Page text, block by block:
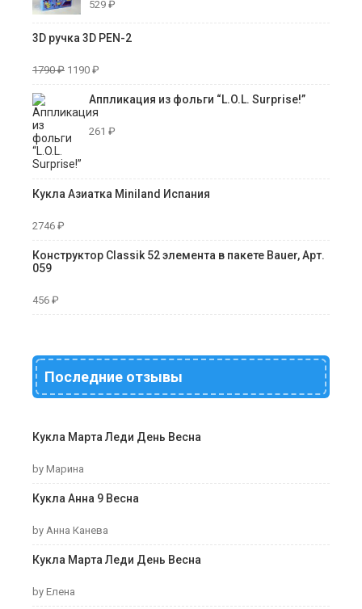
529 ₽
3D ручка 3D PEN-2
1790₽ 1190 ₽
Аппликация из фольги “L.O.L. Surprise!”
261 ₽
Кукла Азиатка Miniland Испания
2746 ₽
Конструктор Classik 52 элемента в пакете Bauer, Арт.
059
456 ₽
Последние отзывы
Кукла Марта Леди День Весна
by Марина
Кукла Анна 9 Весна
by Анна Канева
Кукла Марта Леди День Весна
by Елена